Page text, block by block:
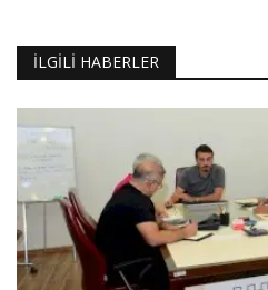
İLGILI HABERLER